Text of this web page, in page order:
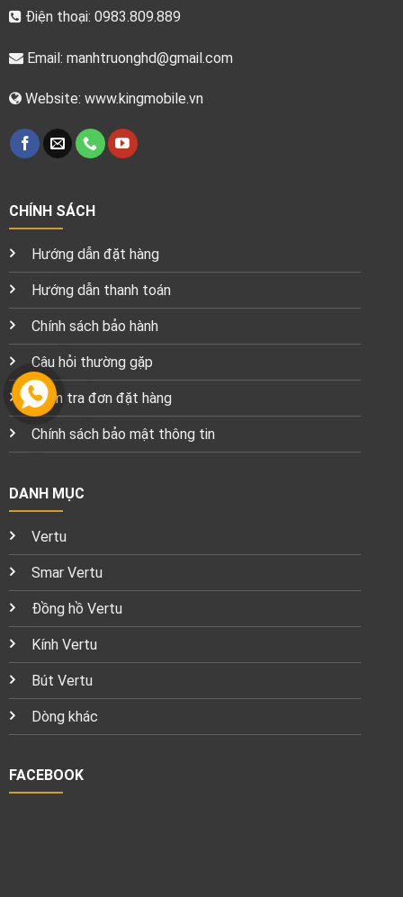
Điện thoại: 0983.809.889
Email: manhtruonghd@gmail.com
Website: www.kingmobile.vn
CHÍNH SÁCH
Hướng dẫn đặt hàng
Hướng dẫn thanh toán
Chính sách bảo hành
Câu hỏi thường gặp
Kiểm tra đơn đặt hàng
Chính sách bảo mật thông tin
DANH MỤC
Vertu
Smar Vertu
Đồng hồ Vertu
Kính Vertu
Bút Vertu
Dòng khác
FACEBOOK